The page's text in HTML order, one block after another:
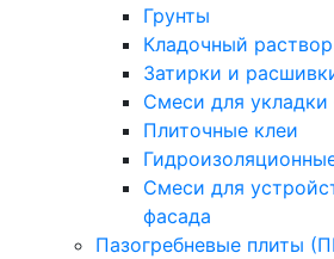
Грунты
Кладочный раствор
Затирки и
Смеси для укладки
Плиточные клеи
Смеси для
фасада
Пазогребневые плиты